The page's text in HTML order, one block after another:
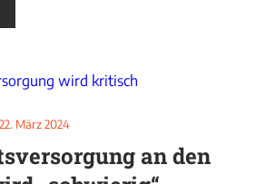
22. März 2024
an den